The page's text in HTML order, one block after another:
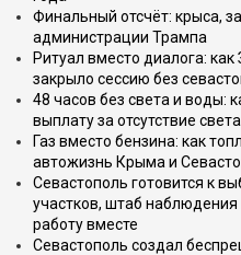
Финальный отсчёт: крыса,
администрации Трампа
Ритуал вместо диалога:
закрыло сессию без
48 часов без света и воды:
выплату за отсутствие
Газ вместо бензина: как
автожизнь Крыма и
Севастополь готовится к
участков, штаб
работу вместе
Севастополь создал